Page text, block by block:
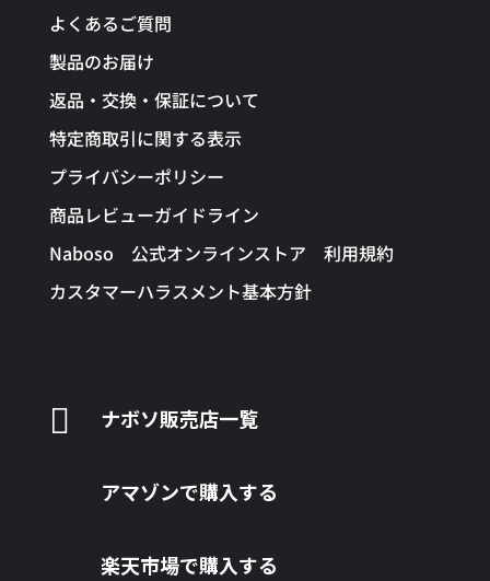
よくあるご質問
製品のお届け
返品・交換・保証について
特定商取引に関する表示
プライバシーポリシー
商品レビューガイドライン
Naboso 公式オンラインストア 利用規約
カスタマーハラスメント基本方針
 ナボソ販売店一覧
アマゾンで購入する
楽天市場で購入する